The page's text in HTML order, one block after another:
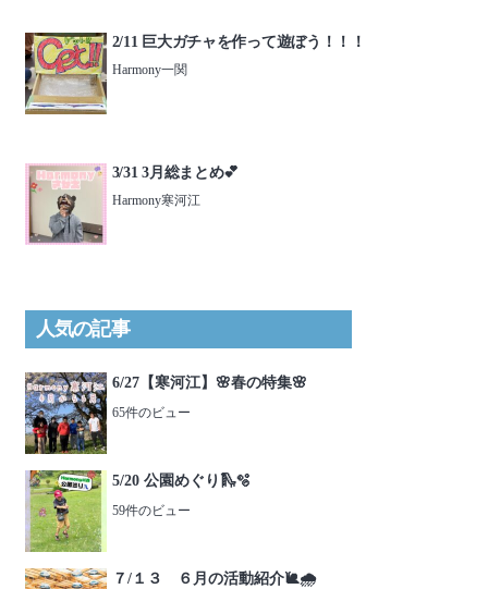
2/11 巨大ガチャを作って遊ぼう！！！
Harmony一関
3/31 3月総まとめ💕
Harmony寒河江
人気の記事
6/27【寒河江】🌸春の特集🌸
65件のビュー
5/20 公園めぐり🛝🫧
59件のビュー
７/１３ ６月の活動紹介🐌🌧️